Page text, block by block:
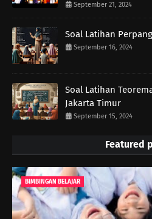
September 21, 2024
Soal Latihan
September 16, 2024
Soal Latihan
Jakarta Timur
September 15, 2024
Featured
BIMBINGAN BELAJAR